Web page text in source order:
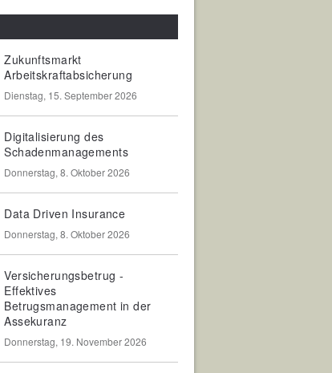
Zukunftsmarkt
Arbeitskraftabsicherung
Dienstag, 15. September 2026
Digitalisierung des
Schadenmanagements
Donnerstag, 8. Oktober 2026
Data Driven Insurance
Donnerstag, 8. Oktober 2026
Versicherungsbetrug -
Effektives
Betrugsmanagement in der
Assekuranz
Donnerstag, 19. November 2026